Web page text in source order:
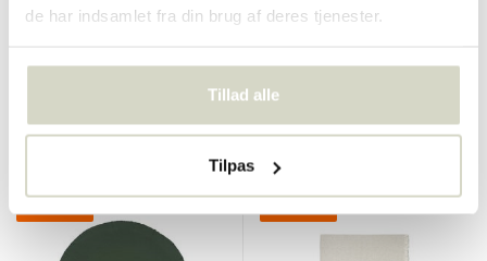
de har indsamlet fra din brug af deres tjenester.
Tillad alle
Tilpas